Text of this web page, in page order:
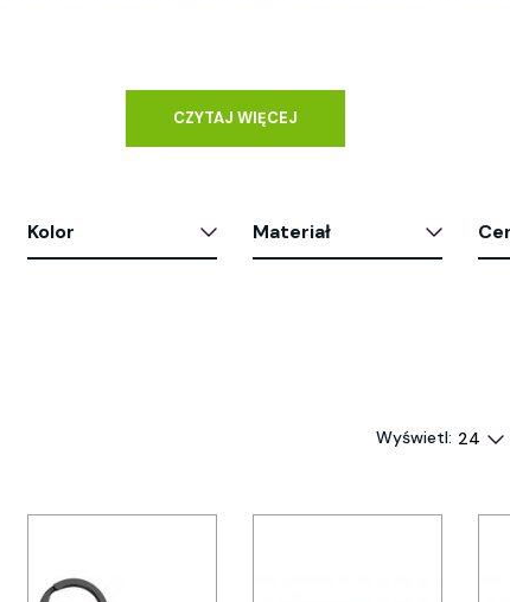
CZYTAJ WIĘCEJ
Kolor Materiał
Wyświetl: